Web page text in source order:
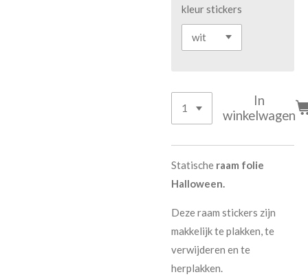
kleur stickers
In
winkelwagen
Statische raam folie
Halloween.
Deze raam stickers zijn
makkelijk te plakken, te
verwijderen en te
herplakken.